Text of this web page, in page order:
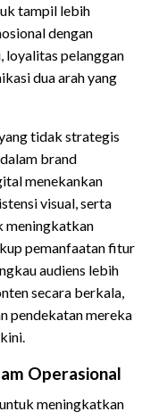
tampil lebih
dengan
loyalitas pelanggan
dua arah yang
tidak strategis
brand
menekankan
visual, serta
meningkatkan
pemanfaatan fitur
audiens lebih
secara berkala,
pendekatan mereka
Operasional
meningkatkan